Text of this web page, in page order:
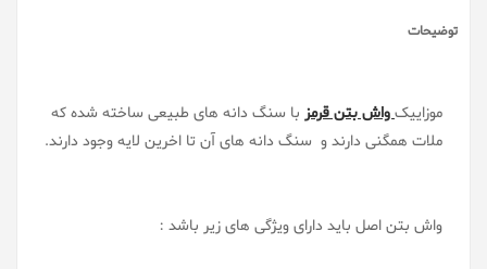
توضیحات
موزاییکواش بتن قرمز با سنگ دانه های طبیعی ساخته شده که
ملات همگنی دارند و سنگ دانه های آن تا اخرین لایه وجود دارند.
واش بتن اصل باید دارای ویژگی های زیر باشد :